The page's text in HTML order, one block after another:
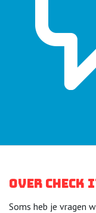
Over Check
Soms heb je vragen